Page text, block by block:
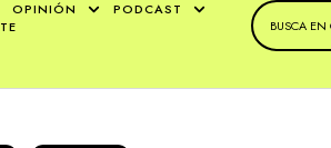
OPINIÓN
PODCAST